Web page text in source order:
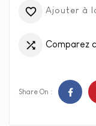
 Ajouter à
 Comparez
Share On :